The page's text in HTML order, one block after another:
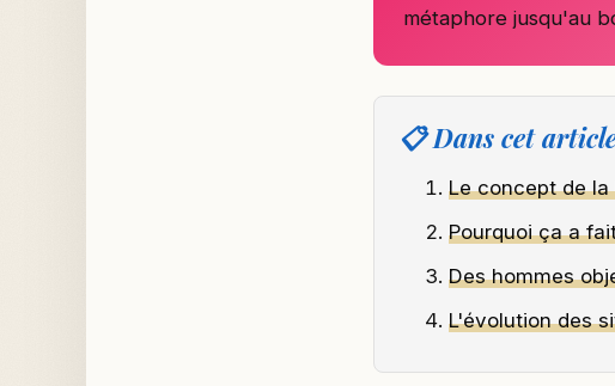
métaphore jusqu'au
📋 Dans cet
Le concept de la
Pourquoi ça a
Des hommes
L'évolution des